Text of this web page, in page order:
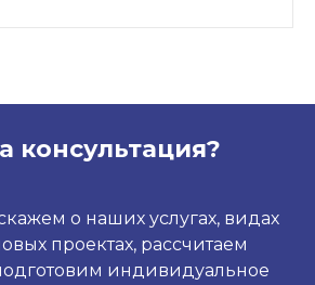
консультация?
о наших услугах, видах
проектах, рассчитаем
индивидуальное